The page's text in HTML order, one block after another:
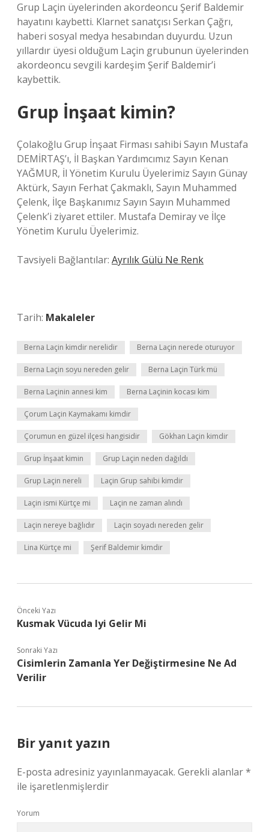
Grup Laçin üyelerinden akordeoncu Şerif Baldemir
hayatını kaybetti. Klarnet sanatçısı Serkan Çağrı,
haberi sosyal medya hesabından duyurdu. Uzun
yıllardır üyesi olduğum Laçin grubunun üyelerinden
akordeoncu sevgili kardeşim Şerif Baldemir’i
kaybettik.
Grup İnşaat kimin?
Çolakoğlu Grup İnşaat Firması sahibi Sayın Mustafa
DEMİRTAŞ’ı, İl Başkan Yardımcımız Sayın Kenan
YAĞMUR, İl Yönetim Kurulu Üyelerimiz Sayın Günay
Aktürk, Sayın Ferhat Çakmaklı, Sayın Muhammed
Çelenk, İlçe Başkanımız Sayın Sayın Muhammed
Çelenk’i ziyaret ettiler. Mustafa Demiray ve İlçe
Yönetim Kurulu Üyelerimiz.
Tavsiyeli Bağlantılar: Ayrılık Gülü Ne Renk
Tarih: Makaleler
Berna Laçin kimdir nerelidir Berna Laçin nerede oturuyor
Berna Laçin soyu nereden gelir Berna Laçin Türk mü
Berna Laçinin annesi kim Berna Laçinin kocası kim
Çorum Laçin Kaymakamı kimdir
Çorumun en güzel ilçesi hangisidir Gökhan Laçin kimdir
Grup İnşaat kimin Grup Laçin neden dağıldı
Grup Laçin nereli Laçin Grup sahibi kimdir
Laçin ismi Kürtçe mi Laçin ne zaman alındı
Laçin nereye bağlıdır Laçin soyadı nereden gelir
Lina Kürtçe mi Şerif Baldemir kimdir
Önceki Yazı
Kusmak Vücuda Iyi Gelir Mi
Sonraki Yazı
Cisimlerin Zamanla Yer Değiştirmesine Ne Ad
Verilir
Bir yanıt yazın
E-posta adresiniz yayınlanmayacak. Gerekli alanlar*
ile işaretlenmişlerdir
Yorum